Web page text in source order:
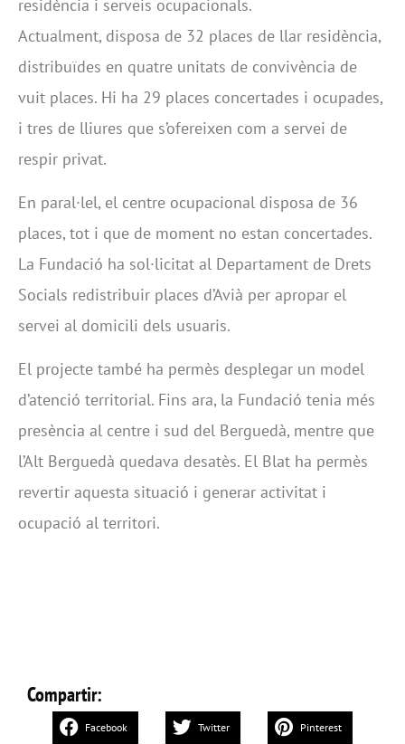
residència i serveis ocupacionals.
Actualment, disposa de 32 places de llar residència,
distribuïdes en quatre unitats de convivència de
vuit places. Hi ha 29 places concertades i ocupades,
i tres de lliures que s’ofereixen com a servei de
respir privat.
En paral·lel, el centre ocupacional disposa de 36
places, tot i que de moment no estan concertades.
La Fundació ha sol·licitat al Departament de Drets
Socials redistribuir places d’Avià per apropar el
servei al domicili dels usuaris.
El projecte també ha permès desplegar un model
d’atenció territorial. Fins ara, la Fundació tenia més
presència al centre i sud del Berguedà, mentre que
l’Alt Berguedà quedava desatès. El Blat ha permès
revertir aquesta situació i generar activitat i
ocupació al territori.
Compartir:
Facebook Twitter Pinterest